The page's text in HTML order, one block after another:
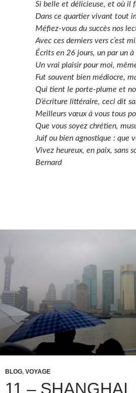
Si belle et délicieuse, et où il
Dans ce quartier vivant tout
Méfiez-vous du succès nos
Avec ces derniers vers c’est
Écrits en 26 jours, un par un
Un vrai plaisir pour moi,
Fut souvent bien médiocre,
Qui tient le porte-plume et
D’écriture littéraire, ceci dit
Meilleurs vœux à vous tous
Que vous soyez chrétien,
Juif ou bien agnostique : que
Vivez heureux, en paix, sans
Bernard
BLOG, VOYAGE
11 – SHANGHAI